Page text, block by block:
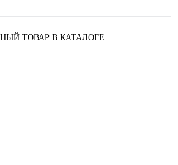
ТОВАР В КАТАЛОГЕ.